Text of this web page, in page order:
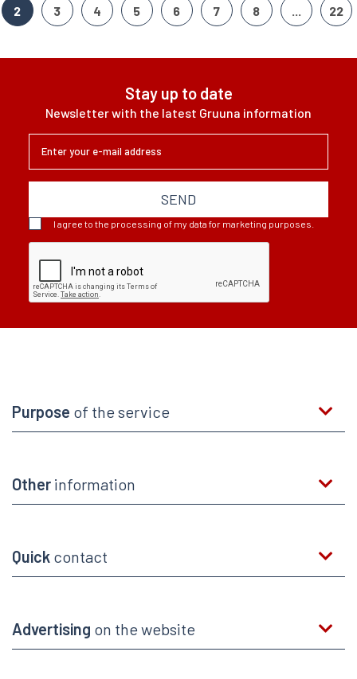
centrum psychoterapii i pomocy
psychologicznej w trzech
niestety nie paruje już z...
2 3 4 5 6 7 8 22
Stay up to date
Newsletter with the latest Gruuna information
SEND
I agree to the processing of my data for marketing purposes.
Purpose of the service
Other information
Quick contact
Advertising on the website